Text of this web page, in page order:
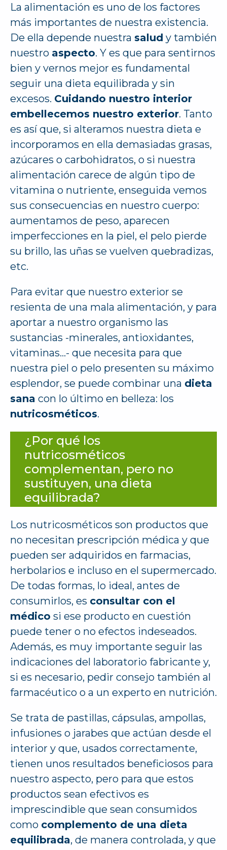
La alimentación es uno de los factores
más importantes de nuestra existencia.
De ella depende nuestra salud y también
nuestro aspecto. Y es que para sentirnos
bien y vernos mejor es fundamental
seguir una dieta equilibrada y sin
excesos. Cuidando nuestro interior
embellecemos nuestro exterior. Tanto
es así que, si alteramos nuestra dieta e
incorporamos en ella demasiadas grasas,
azúcares o carbohidratos, o si nuestra
alimentación carece de algún tipo de
vitamina o nutriente, enseguida vemos
sus consecuencias en nuestro cuerpo:
aumentamos de peso, aparecen
imperfecciones en la piel, el pelo pierde
su brillo, las uñas se vuelven quebradizas,
etc.
Para evitar que nuestro exterior se
resienta de una mala alimentación, y para
aportar a nuestro organismo las
sustancias -minerales, antioxidantes,
vitaminas…- que necesita para que
nuestra piel o pelo presenten su máximo
esplendor, se puede combinar una dieta
sana con lo último en belleza: los
nutricosméticos.
¿Por qué los
nutricosméticos
complementan, pero no
sustituyen, una dieta
equilibrada?
Los nutricosméticos son productos que
no necesitan prescripción médica y que
pueden ser adquiridos en farmacias,
herbolarios e incluso en el supermercado.
De todas formas, lo ideal, antes de
consumirlos, es consultar con el
médico si ese producto en cuestión
puede tener o no efectos indeseados.
Además, es muy importante seguir las
indicaciones del laboratorio fabricante y,
si es necesario, pedir consejo también al
farmacéutico o a un experto en nutrición.
Se trata de pastillas, cápsulas, ampollas,
infusiones o jarabes que actúan desde el
interior y que, usados correctamente,
tienen unos resultados beneficiosos para
nuestro aspecto, pero para que estos
productos sean efectivos es
imprescindible que sean consumidos
como complemento de una dieta
equilibrada, de manera controlada, y que